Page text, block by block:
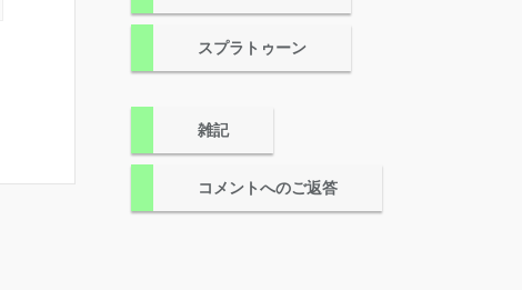
スプラトゥーン
雑記
コメントへのご返答